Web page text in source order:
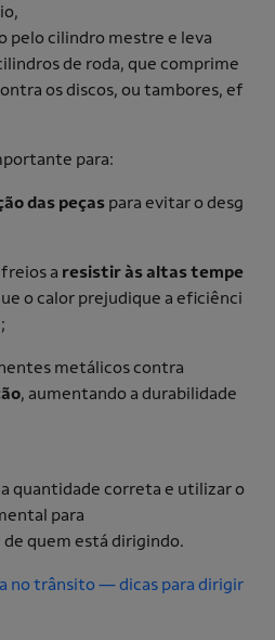
pelo cilindro mestre e leva
de roda, que comprime
os discos, ou tambores, ef
para:
das peças para evitar o desg
a resistir às altas tempe
o calor prejudique a eficiênci
metálicos contra
, aumentando a durabilidade
quantidade correta e utilizar o
para
de quem está dirigindo.
no trânsito — dicas para dirigir